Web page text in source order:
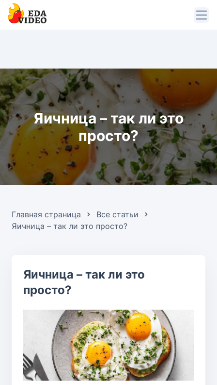
Яичница – так ли это
просто?
Главная страница
Все статьи
Яичница – так ли это просто?
Яичница – так ли это
просто?